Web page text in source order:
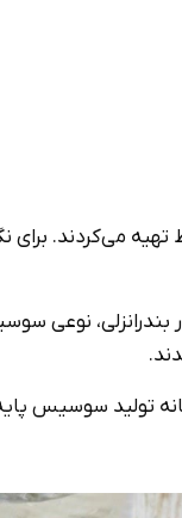
می‌کردند. برای
روسی اولین‌بار در
تولید سوسیس